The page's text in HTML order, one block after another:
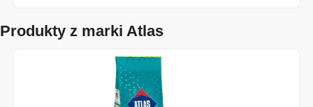
Produkty z marki Atlas